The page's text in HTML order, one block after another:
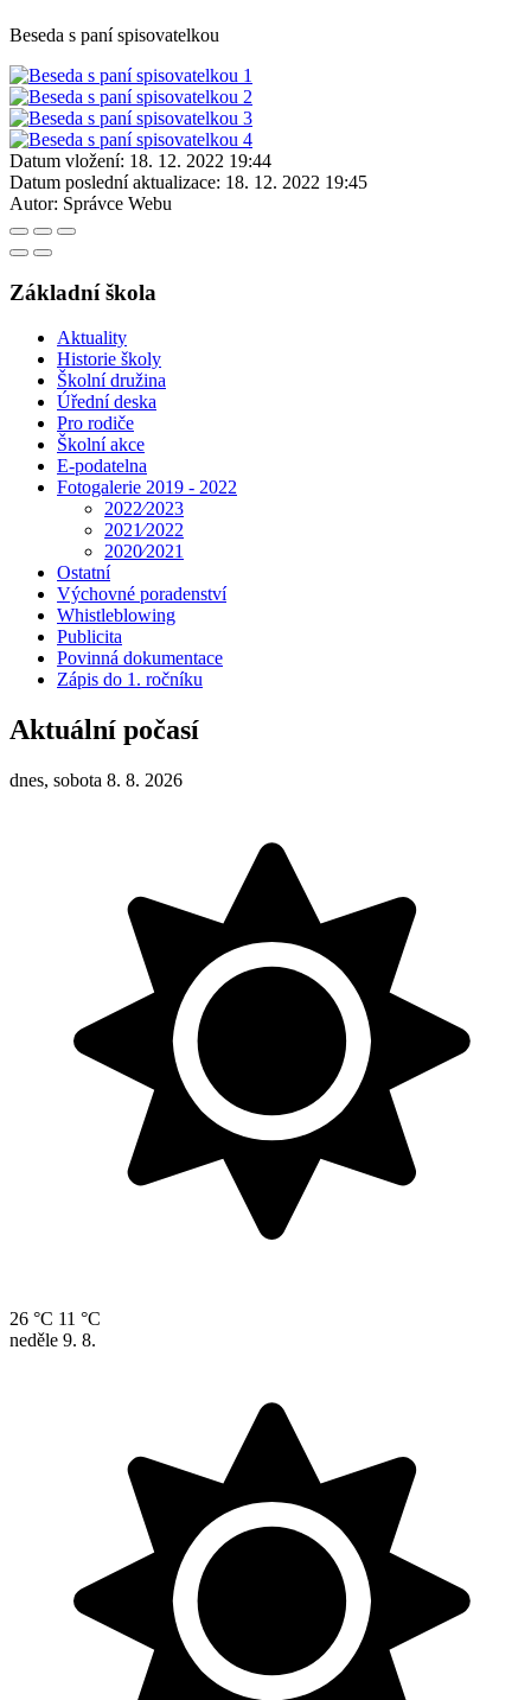
Beseda s paní spisovatelkou
Datum vložení: 18. 12. 2022 19:44
Datum poslední aktualizace: 18. 12. 2022 19:45
Autor: Správce Webu
Základní škola
Aktuality
Historie školy
Školní družina
Úřední deska
Pro rodiče
Školní akce
E-podatelna
Fotogalerie 2019 - 2022
2022⁄2023
2021⁄2022
2020⁄2021
Ostatní
Výchovné poradenství
Whistleblowing
Publicita
Povinná dokumentace
Zápis do 1. ročníku
Aktuální počasí
dnes, sobota 8. 8. 2026
26 °C 11 °C
neděle 9. 8.